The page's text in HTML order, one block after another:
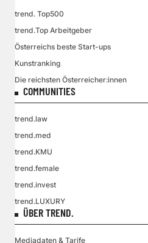
trend. Top500
trend.Top Arbeitgeber
Österreichs beste Start-ups
Kunstranking
Die reichsten Österreicher:innen
COMMUNITIES
trend.law
trend.med
trend.KMU
trend.female
trend.invest
trend.LUXURY
ÜBER TREND.
Mediadaten & Tarife